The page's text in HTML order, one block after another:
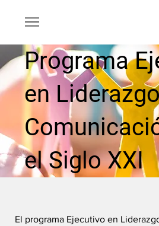
Programa
en
el Siglo XXI
El programa Ejecutivo en